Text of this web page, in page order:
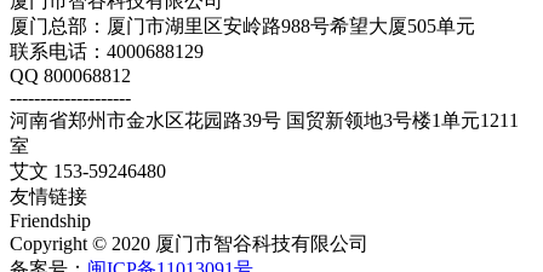
厦门总部：厦门市湖里区安岭路988号希望大厦505单元
联系电话：4000688129
QQ 800068812
--------------------
河南省郑州市金水区花园路39号 国贸新领地3号楼1单元1211
室
艾文 153-59246480
友情链接
Friendship
Copyright © 2020 厦门市智谷科技有限公司